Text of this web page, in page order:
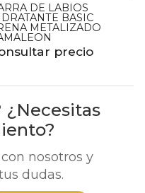
DE LABIOS
BASIC
METALIZADO
precio
¿Necesitas
nosotros y
dudas.